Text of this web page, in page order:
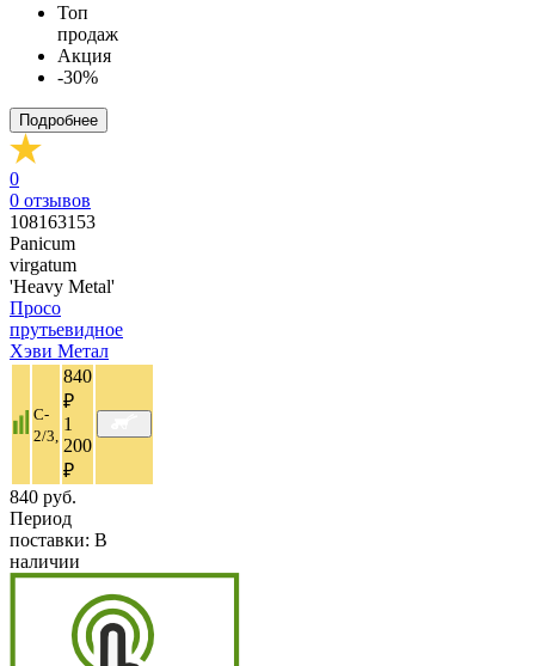
Топ
продаж
Акция
-30%
Подробнее
0
0 отзывов
108163153
Panicum
virgatum
'Heavy Metal'
Просо
прутьевидное
Хэви Метал
C-
2/3,
840
₽
1
200
₽
840 руб.
Период
поставки: В
наличии